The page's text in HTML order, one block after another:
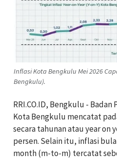
Inflasi Kota Bengkulu Mei 2026
Bengkulu).
RRI.CO.ID, Bengkulu -
Kota Bengkulu mencatat
secara tahunan atau year on
persen. Selain itu, inflasi
month (m-to-m) tercatat